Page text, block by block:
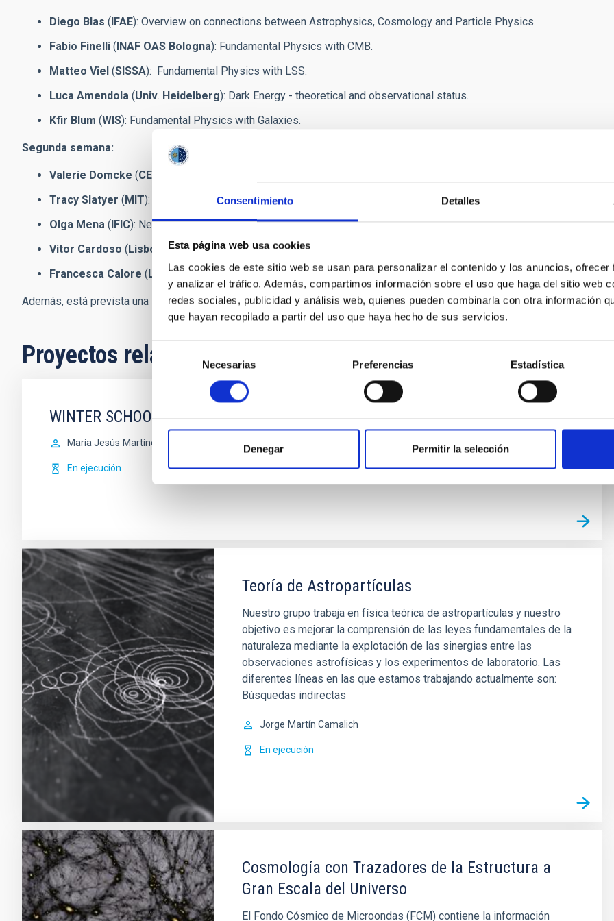
Consentimiento Detalles
Esta página web usa cookies
Las cookies de este sitio web se usan para personalizar el contenido y los anuncios,
y analizar el tráfico. Además, compartimos información sobre el uso que haga del sitio web
redes sociales, publicidad y análisis web, quienes pueden combinarla con otra información
que hayan recopilado a partir del uso que haya hecho de sus servicios.
Selección
de
consentimiento
Necesarias Preferencias Estadística
Denegar Permitir la selección
Diego Blas ( IFAE): Overview on connections between Astrophysics, Cosmology and Particle Physics.
Fabio Finelli ( INAF OAS Bologna): Fundamental Physics with CMB.
Matteo Viel (SISSA): Fundamental Physics with LSS.
Luca Amendola (Univ. Heidelberg): Dark Energy - theoretical and observational status.
Kfir Blum (WIS): Fundamental Physics with Galaxies.
Segunda semana:
Valerie Domcke (CERN
Tracy Slatyer ( MIT): Dark Matter - theoretical and observational status.
Olga Mena ( IFIC): Neutrinos in Cosmology and astrophysics.
Vitor Cardoso ( Lisbon and Niels Bohr): Gravitational waves.
Francesca Calore ( LAPTH ): Fundamental Physics with cosmic rays and gamma rays.
Además, está prevista una sesión y una charla pública del profesor Dr. Malcolm Longair.
Proyectos relacionados
WINTER SCHOOL
María Jesús Martínez González
En ejecución
Teoría de Astropartículas
Nuestro grupo trabaja en física teórica de astropartículas y nuestro
objetivo es mejorar la comprensión de las leyes fundamentales de la
naturaleza mediante la explotación de las sinergias entre las
observaciones astrofísicas y los experimentos de laboratorio. Las
diferentes líneas en las que estamos trabajando actualmente son:
Búsquedas indirectas
Jorge Martín Camalich
En ejecución
Cosmología con Trazadores de la Estructura a
Gran Escala del Universo
El Fondo Cósmico de Microondas (FCM) contiene la información